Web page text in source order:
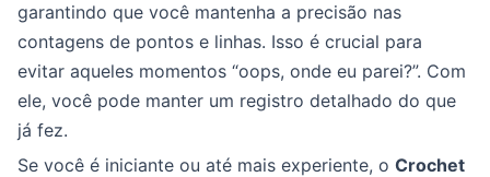
garantindo que você mantenha a precisão nas
contagens de pontos e linhas. Isso é crucial para
evitar aqueles momentos “oops, onde eu parei?”. Com
ele, você pode manter um registro detalhado do que
já fez.
Se você é iniciante ou até mais experiente, o Crochet